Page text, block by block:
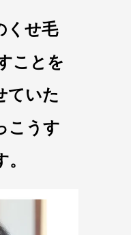
くせ毛
ことを
ていた
こうす